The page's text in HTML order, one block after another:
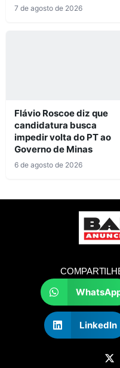
7 de agosto de 2026
Flávio Roscoe diz que
candidatura busca
impedir volta do PT ao
Governo de Minas
6 de agosto de 2026
LinkedIn